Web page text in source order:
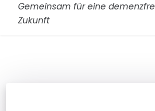
Gemeinsam für eine
Zukunft